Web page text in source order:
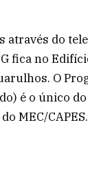
através do
fica no
O
é o único
MEC/CAPES.